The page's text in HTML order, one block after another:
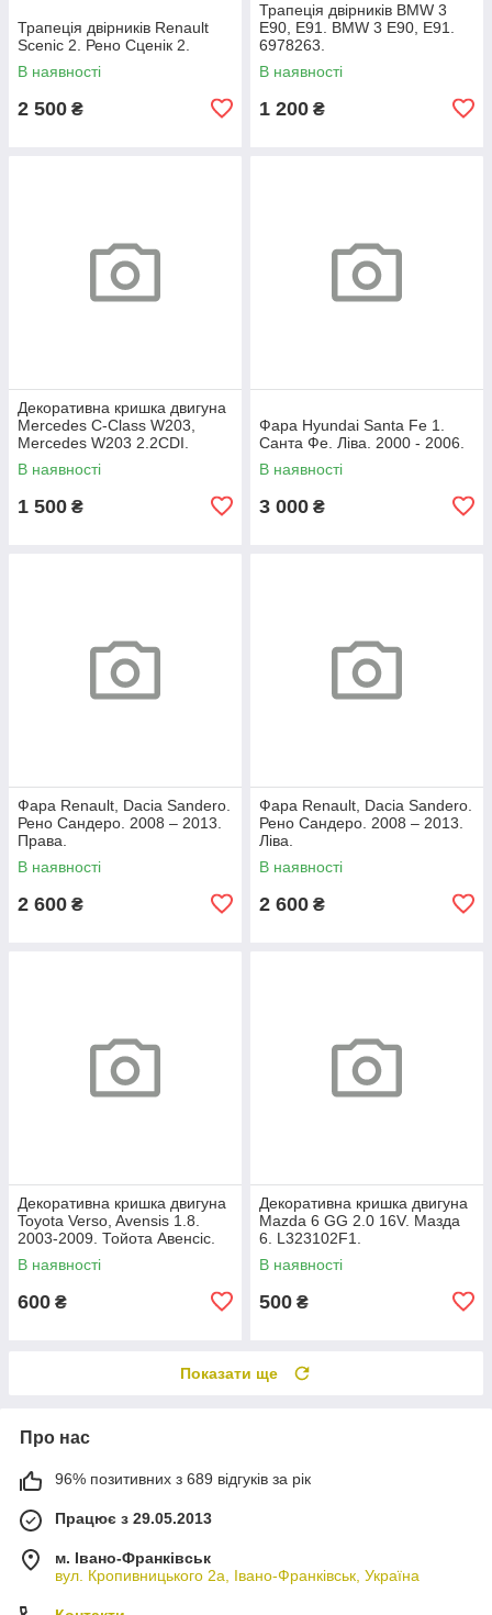
Трапеція двірників Renault
Scenic 2. Рено Сценік 2.
В наявності
2 500 ₴
Трапеція двірників BMW 3
E90, E91. BMW 3 Е90, Е91.
6978263.
В наявності
1 200 ₴
Декоративна кришка двигуна
Mercedes C-Class W203,
Mercedes W203 2.2CDI.
A6460100467.
В наявності
1 500 ₴
Фара Hyundai Santa Fe 1.
Санта Фе. Ліва. 2000 - 2006.
В наявності
3 000 ₴
Фара Renault, Dacia Sandero.
Рено Сандеро. 2008 – 2013.
Права.
В наявності
2 600 ₴
Фара Renault, Dacia Sandero.
Рено Сандеро. 2008 – 2013.
Ліва.
В наявності
2 600 ₴
Декоративна кришка двигуна
Toyota Verso, Avensis 1.8.
2003-2009. Тойота Авенсіс.
112120D080.
В наявності
600 ₴
Декоративна кришка двигуна
Mazda 6 GG 2.0 16V. Мазда
6. L323102F1.
В наявності
500 ₴
Показати ще
Про нас
96% позитивних з 689 відгуків за рік
Працює з 29.05.2013
м. Івано-Франківськ
вул. Кропивницького 2а, Івано-Франківськ, Україна